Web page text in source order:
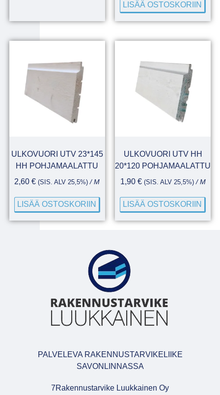
LISÄÄ OSTOSKORIIN
ULKOVUORI UTV 23*145
HH POHJAMAALATTU
2,60€ (SIS. ALV 25,5%) / M
LISÄÄ OSTOSKORIIN
ULKOVUORI UTV HH
20*120 POHJAMAALATTU
1,90 € (SIS. ALV 25,5%)/ M
LISÄÄ OSTOSKORIIN
PALVELEVA RAKENNUSTARVIKELIIKE
SAVONLINNASSA
7Rakennustarvike Luukkainen Oy